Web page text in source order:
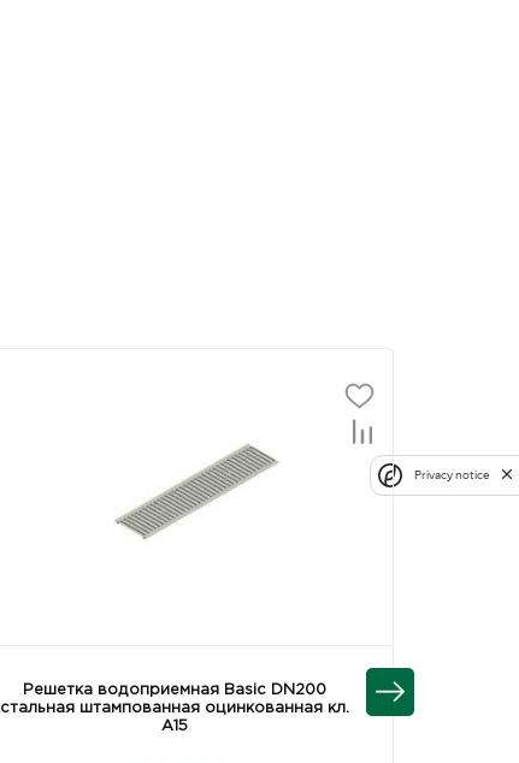
Решетка водоприемная Basic DN200
стальная штампованная оцинкованная кл.
А15
Privacy notice